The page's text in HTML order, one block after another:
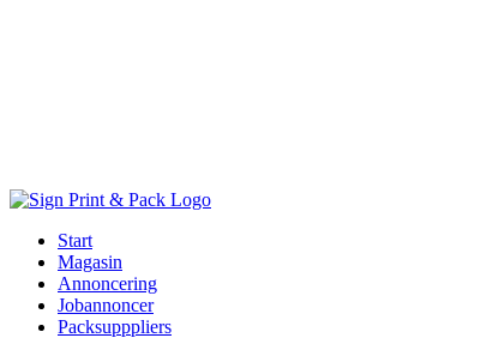
Start
Magasin
Annoncering
Jobannoncer
Packsupppliers